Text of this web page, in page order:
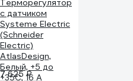
7 625 ₽